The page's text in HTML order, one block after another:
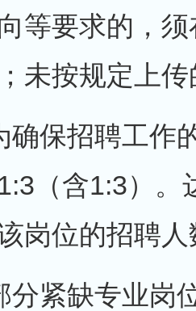
等要求的，
未按规定上
招聘工作的
（含1:3）
岗位的招聘人
缺专业岗位